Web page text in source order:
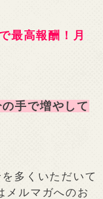
最高報酬！月
手で増やして
多くいただいて
メルマガへのお